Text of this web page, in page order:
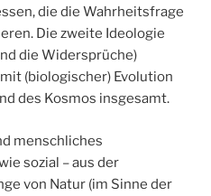
die die Wahrheitsfrage
Die zweite Ideologie
die Widersprüche)
(biologischer) Evolution
des Kosmos insgesamt.
menschliches
sozial – aus der
von Natur (im Sinne der